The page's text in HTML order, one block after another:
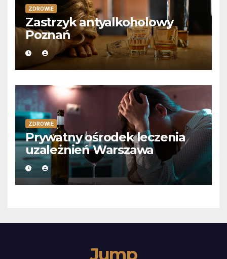
ZDROWIE
Zastrzyk antyalkoholowy
Poznań
ZDROWIE
Prywatny ośrodek leczenia
uzależnień Warszawa
Jump